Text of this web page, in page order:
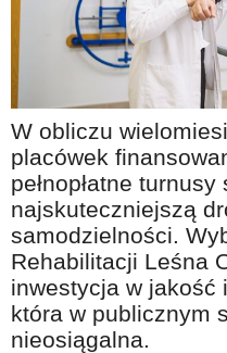
Warto wiedzieć!
Podróże i wypoczynek
Taniej, okazyjnie,
Na wesoło
Hobby i pasje
Żyj aktywnie
60plus - najcenniejsi
Dobra opieka
Warto naśladować
W obliczu
placówek
pełnopłatne turnusy
najskuteczniejszą
samodzielności.
Rehabilitacji Leśna
inwestycja w jakość
która w publicznym
nieosiągalna.